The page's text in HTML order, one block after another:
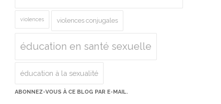
violences violences conjugales
éducation en santé sexuelle
éducation à la sexualité
ABONNEZ-VOUS À CE BLOG PAR E-MAIL.